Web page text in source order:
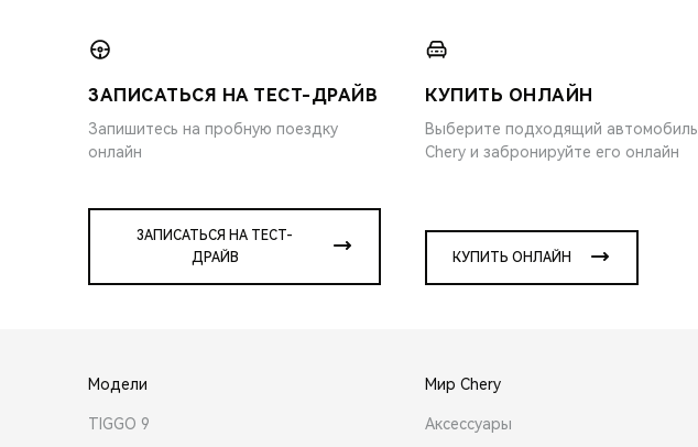
ЗАПИСАТЬСЯ НА ТЕСТ-ДРАЙВ
Запишитесь на пробную поездку
онлайн
ЗАПИСАТЬСЯ НА ТЕСТ-
ДРАЙВ
КУПИТЬ ОНЛАЙН
Выберите подходящий автомобиль
Chery и забронируйте его онлайн
КУПИТЬ ОНЛАЙН
Модели
TIGGO 9
Мир Chery
Аксессуары